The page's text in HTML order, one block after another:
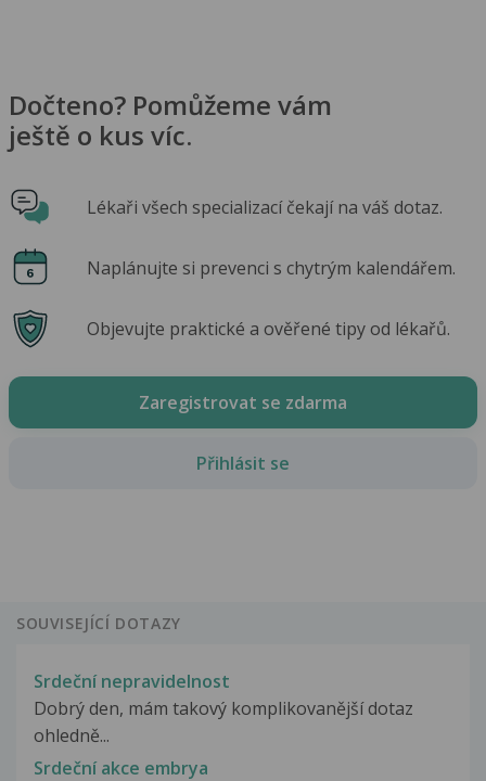
Dočteno? Pomůžeme vám
ještě o kus víc.
Lékaři všech specializací čekají na váš dotaz.
Naplánujte si prevenci s chytrým kalendářem.
Objevujte praktické a ověřené tipy od lékařů.
Zaregistrovat se zdarma
Přihlásit se
SOUVISEJÍCÍ DOTAZY
Srdeční nepravidelnost
Dobrý den, mám takový komplikovanější dotaz
ohledně...
Srdeční akce embrya